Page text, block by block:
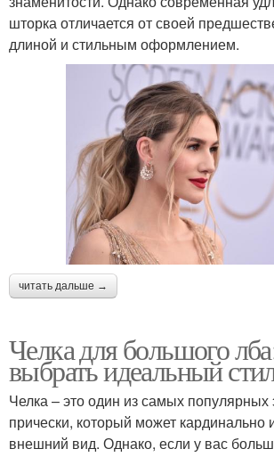
шторка отличается от своей
длиной и стильным оформлением.
читать дальше →
Челка для большого
выбрать идеальный
Челка – это один из самых популярных
прически, который может кардинально
внешний вид. Однако, если у вас